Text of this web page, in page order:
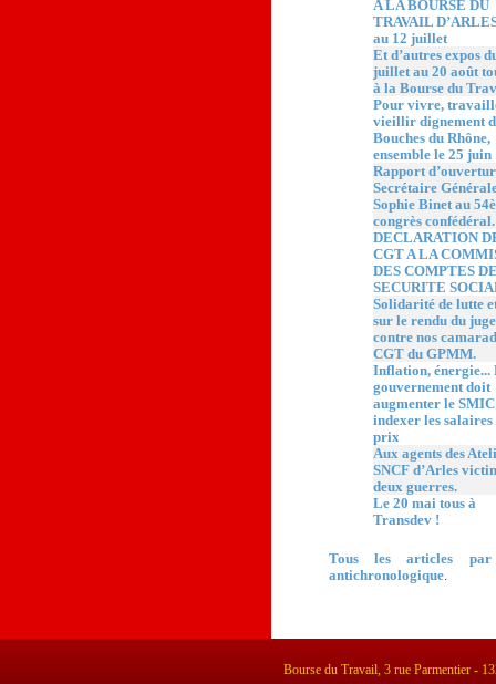
A LA BOURSE DU
TRAVAIL
au 12 juillet
Et d’autres expos
juillet au 20 août
à la Bourse du
Pour vivre,
vieillir dignement
Bouches du Rhône,
ensemble le 25 juin
Rapport
Secrétaire
Sophie Binet au
congrès confédéral.
DECLARATION
CGT A LA
DES COMPTES
SECURITE
Solidarité de lutte
sur le rendu du
contre nos
CGT du GPMM.
Inflation, énergie...
gouvernement doit
augmenter le SMIC
indexer les salaires
prix
Aux agents des
SNCF d’Arles
deux guerres.
Le 20 mai tous à
Transdev !
Tous les articles
antichronologique.
Bourse du Travail, 3 rue Parmentier -